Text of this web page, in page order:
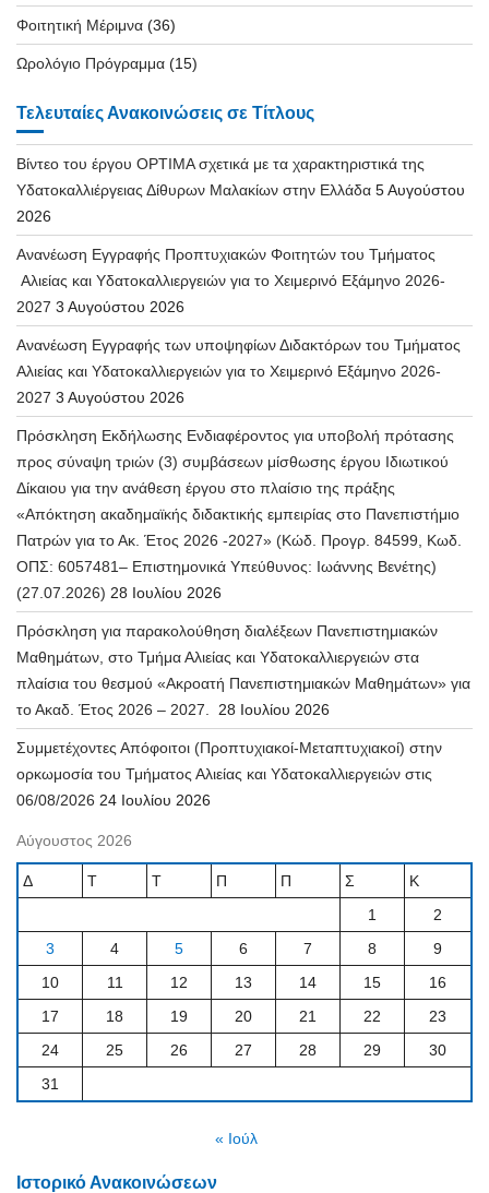
Φοιτητική Μέριμνα (36)
Ωρολόγιο Πρόγραμμα (15)
Τελευταίες Ανακοινώσεις σε Τίτλους
Βίντεο του έργου OPTIMA σχετικά με τα χαρακτηριστικά της
Υδατοκαλλιέργειας Δίθυρων Μαλακίων στην Ελλάδα 5 Αυγούστου
2026
Ανανέωση Εγγραφής Προπτυχιακών Φοιτητών του Τμήματος
Αλιείας και Υδατοκαλλιεργειών για το Χειμερινό Εξάμηνο 2026-
2027 3 Αυγούστου 2026
Ανανέωση Εγγραφής των υποψηφίων Διδακτόρων του Τμήματος
Αλιείας και Υδατοκαλλιεργειών για το Χειμερινό Εξάμηνο 2026-
2027 3 Αυγούστου 2026
Πρόσκληση Εκδήλωσης Ενδιαφέροντος για υποβολή πρότασης
προς σύναψη τριών (3) συμβάσεων μίσθωσης έργου Ιδιωτικού
Δίκαιου για την ανάθεση έργου στο πλαίσιο της πράξης
«Απόκτηση ακαδημαϊκής διδακτικής εμπειρίας στο Πανεπιστήμιο
Πατρών για το Ακ. Έτος 2026 -2027» (Κώδ. Προγρ. 84599, Κωδ.
ΟΠΣ: 6057481– Επιστημονικά Υπεύθυνος: Ιωάννης Βενέτης)
(27.07.2026) 28 Ιουλίου 2026
Πρόσκληση για παρακολούθηση διαλέξεων Πανεπιστημιακών
Μαθημάτων, στο Τμήμα Αλιείας και Υδατοκαλλιεργειών στα
πλαίσια του θεσμού «Ακροατή Πανεπιστημιακών Μαθημάτων» για
το Ακαδ. Έτος 2026 – 2027.
28 Ιουλίου 2026
Συμμετέχοντες Απόφοιτοι (Προπτυχιακοί-Μεταπτυχιακοί) στην
ορκωμοσία του Τμήματος Αλιείας και Υδατοκαλλιεργειών στις
06/08/2026 24 Ιουλίου 2026
Αύγουστος 2026
Δ Τ Τ Π Π Σ
Κ
1
2
3
4 5 6 7 8
9
10
11 12 13 14 15
16
17
18 19 20 21 22
23
24
25 26 27 28 29
30
31
« Ιούλ
Ιστορικό Ανακοινώσεων